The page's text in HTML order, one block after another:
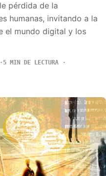
pérdida de la
humanas, invitando a la
el mundo digital y los
5 MIN DE LECTURA